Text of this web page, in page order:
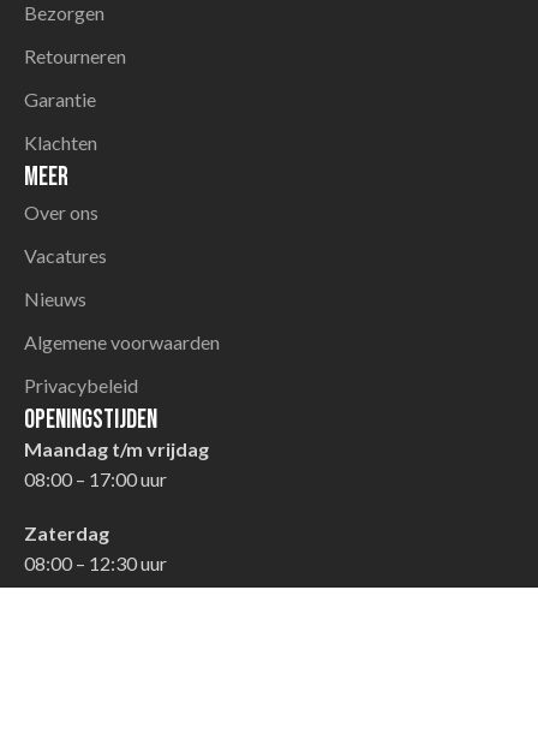
Bezorgen
Retourneren
Garantie
Klachten
Meer
Over ons
Vacatures
Nieuws
Algemene voorwaarden
Privacybeleid
Openingstijden
Maandag t/m vrijdag
08:00 – 17:00 uur
Zaterdag
08:00 – 12:30 uur